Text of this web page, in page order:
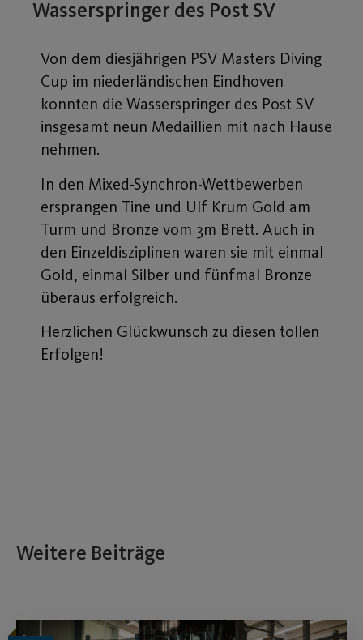
Wasserspringer des Post SV
Von dem diesjährigen PSV Masters Diving
Cup im niederländischen Eindhoven
konnten die Wasserspringer des Post SV
insgesamt neun Medaillien mit nach Hause
nehmen.
In den Mixed-Synchron-Wettbewerben
ersprangen Tine und Ulf Krum Gold am
Turm und Bronze vom 3m Brett. Auch in
den Einzeldisziplinen waren sie mit einmal
Gold, einmal Silber und fünfmal Bronze
überaus erfolgreich.
Herzlichen Glückwunsch zu diesen tollen
Erfolgen!
Weitere Beiträge